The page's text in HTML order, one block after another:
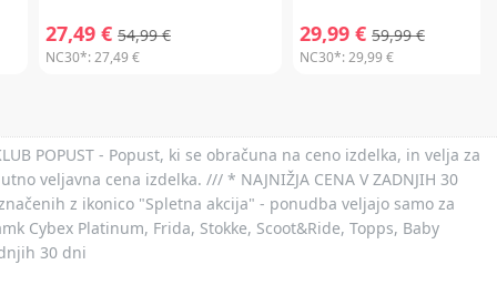
27,49 € 54,99 €
NC30*:27,49 €
29,99 € 59,99 €
NC30*:29,99 €
POPUST - Popust, ki se obračuna na ceno izdelka, in velja za
veljavna cena izdelka. /// * NAJNIŽJA CENA V ZADNJIH 30
z ikonico "Spletna akcija" - ponudba veljajo samo za
Cybex Platinum, Frida, Stokke, Scoot&Ride, Topps, Baby
30 dni